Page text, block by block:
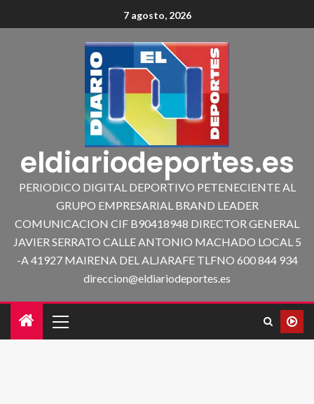
7 agosto, 2026
eldiariodeportes.es
PERIODICO DIGITAL DEPORTIVO PETENECIENTE AL
GRUPO EMPRESARIAL BRAND LEADER
COMUNICACION CIF B90418948 DIRECTOR GENERAL
JAVIER SERRATO CALLE ANTONIO MACHADO LOCAL 5
-A 41927 MAIRENA DEL ALJARAFE TLFNO 600 844 934
direccion@eldiariodeportes.es